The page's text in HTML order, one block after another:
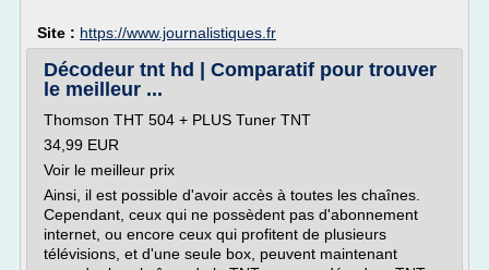
Site : https://www.journalistiques.fr
Décodeur tnt hd | Comparatif pour trouver
le meilleur ...
Thomson THT 504 + PLUS Tuner TNT
34,99 EUR
Voir le meilleur prix
Ainsi, il est possible d'avoir accès à toutes les chaînes.
Cependant, ceux qui ne possèdent pas d'abonnement
internet, ou encore ceux qui profitent de plusieurs
télévisions, et d'une seule box, peuvent maintenant